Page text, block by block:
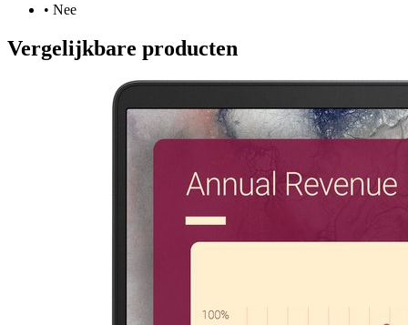
• Nee
Vergelijkbare producten